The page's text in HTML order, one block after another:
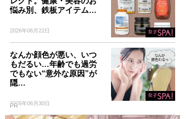
悩み別、鉄板アイテム…
2026年06月22日
なんか顔色が悪い、いつ
もだるい…年齢でも過労
でもない“意外な原因”が
隠…
2026年06月30日
PR